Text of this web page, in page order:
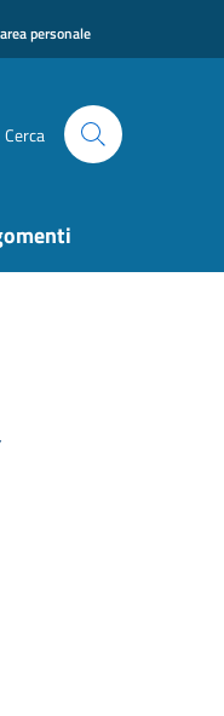
personale
Cerca